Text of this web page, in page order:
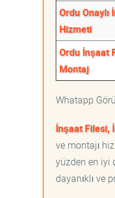
Ordu
Hizmeti
Ordu İnşaat
Montaj
Whatapp
İnşaat Filesi,
ve montajı
yüzden en iyi
dayanıklı ve